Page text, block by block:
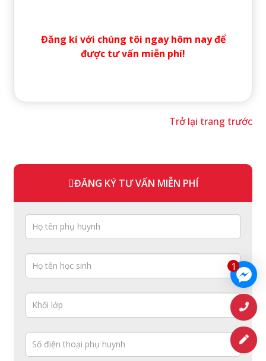
1
Đăng kí với chúng tôi ngay hôm nay để
được tư vấn miễn phí!
Trở lại trang trước
ĐĂNG KÝ TƯ VẤN MIỄN PHÍ